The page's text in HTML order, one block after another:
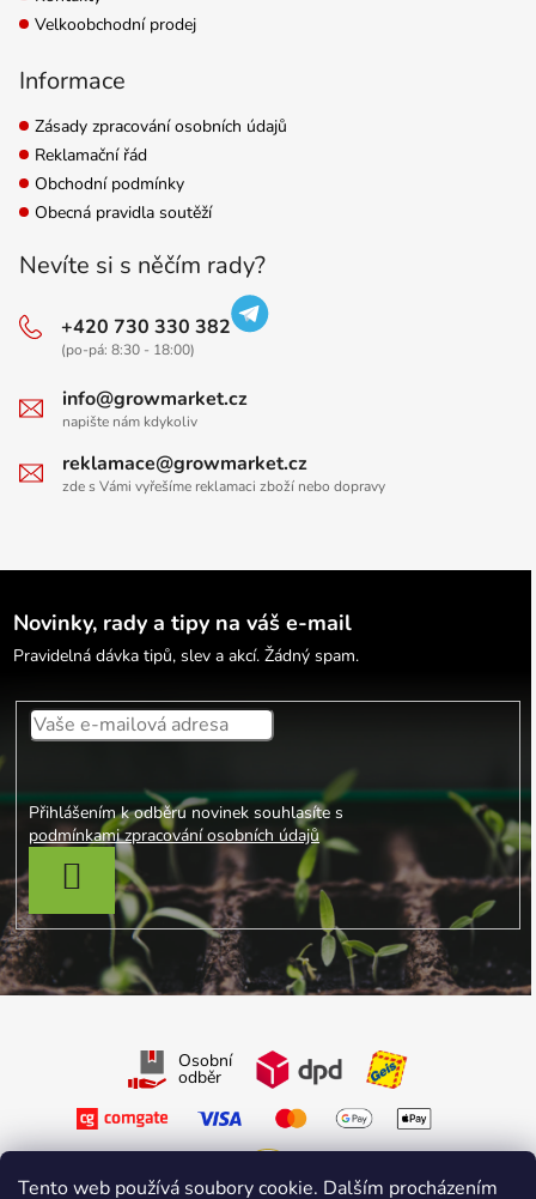
Tento web používá soubory cookie. Dalším procházením
Velkoobchodní prodej
Informace
Zásady zpracování osobních údajů
Reklamační řád
Obchodní podmínky
Obecná pravidla soutěží
Nevíte si s něčím rady?
+420 730 330 382
(po-pá: 8:30 - 18:00)
info@growmarket.cz
napište nám kdykoliv
reklamace@growmarket.cz
zde s Vámi vyřešíme reklamaci zboží nebo dopravy
Novinky, rady a tipy na váš e-mail
Pravidelná dávka tipů, slev a akcí. Žádný spam.
Přihlášením k odběru novinek souhlasíte s
podmínkami zpracování osobních údajů
PŘIHLÁSIT SE
Osobní
odběr